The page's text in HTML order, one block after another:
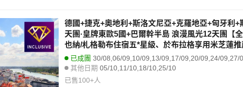
德國+捷克+奧地利+斯洛文尼亞+克羅地亞+匈牙利+
天團·皇牌東歐5國+巴爾幹半島 浪漫風光12天團【
也納/札格勒布住宿五*星級、於布拉格享用米芝蓮
界文化遺產」哈爾施塔特/古姆洛夫古城/維也納美泉
瑙河船河遊
已成團 30/08,06/09,10/09,13/09,17/09,20/09,24/09,27/09,01/
其他日期 05/10,11/10,18/10,25/10
已售100+人